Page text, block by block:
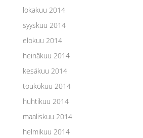
lokakuu 2014
syyskuu 2014
elokuu 2014
heinäkuu 2014
kesäkuu 2014
toukokuu 2014
huhtikuu 2014
maaliskuu 2014
helmikuu 2014